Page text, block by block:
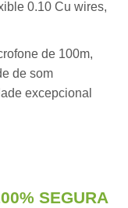
0.10 Cu wires,
de 100m,
de som
excepcional
SEGURA